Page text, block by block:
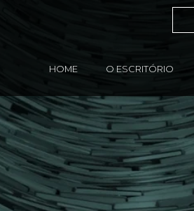
HOME O ESCRITÓRIO